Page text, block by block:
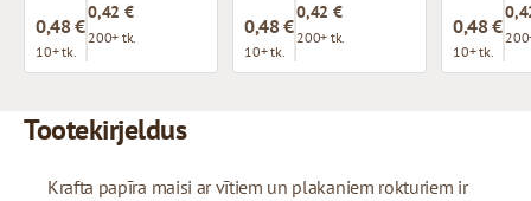
0,48 €
10+ tk.
0,42 €
200+ tk. 0,48 €
10+ tk.
0,42 €
200+ tk. 0,48 €
10+ tk.
Tootekirjeldus
Krafta papīra maisi ar vītiem un plakaniem rokturiem ir